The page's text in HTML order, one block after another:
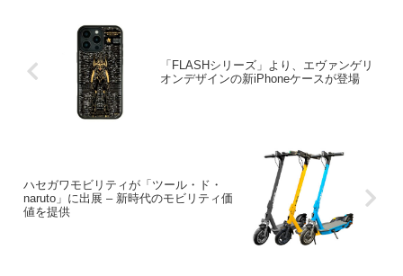
「FLASHシリーズ」より、エヴァンゲリ
オンデザインの新iPhoneケースが登場
ハセガワモビリティが「ツール・ド・
naruto」に出展 – 新時代のモビリティ価
値を提供